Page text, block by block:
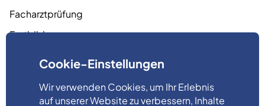
Facharztprüfung
Fortbildung
Nachwuchsförderung
Cookie-Einstellungen
Wir verwenden Cookies, um Ihr Erlebnis
auf unserer Website zu verbessern, Inhalte